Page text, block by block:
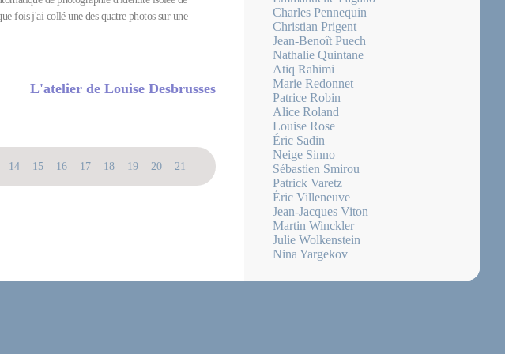
fois j'ai collé une des quatre photos sur une
L'atelier de Louise Desbrusses
14 15 16 17 18 19 20 21 25 26 27 28
Charles Pennequin
Christian Prigent
Jean-Benoît Puech
Nathalie Quintane
Atiq Rahimi
Marie Redonnet
Patrice Robin
Alice Roland
Louise Rose
Éric Sadin
Neige Sinno
Sébastien Smirou
Patrick Varetz
Éric Villeneuve
Jean-Jacques Viton
Martin Winckler
Julie Wolkenstein
Nina Yargekov